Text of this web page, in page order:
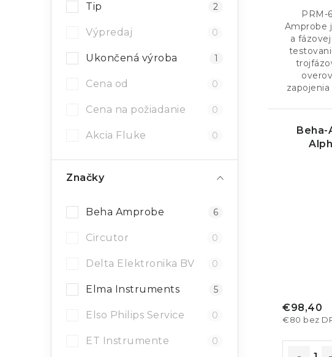
Tip 2
Výpredaj 0
Ukončená výroba 1
Cena od 0
Cena na požiadanie 0
Akcia Fluke 0
Značky
Beha Amprobe 6
Circutor 0
Delta Elektronika BV 0
Elma Instruments 5
Elso Philips Service 0
ET Instrumente 0
PRM-
Amprobe
a
zapojenia
Beha-
€80 bez
€98,40